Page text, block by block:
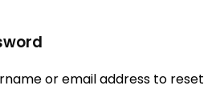
or email address to reset